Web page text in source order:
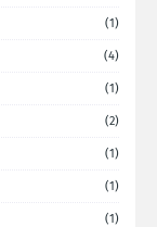
(1)
(4)
(1)
(2)
(1)
(1)
(1)